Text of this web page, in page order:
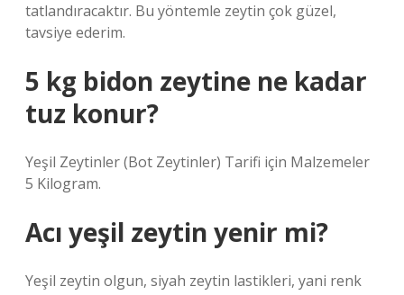
tatlandıracaktır. Bu yöntemle zeytin çok güzel,
tavsiye ederim.
5 kg bidon zeytine ne kadar
tuz konur?
Yeşil Zeytinler (Bot Zeytinler) Tarifi için Malzemeler
5 Kilogram.
Acı yeşil zeytin yenir mi?
Yeşil zeytin olgun, siyah zeytin lastikleri, yani renk